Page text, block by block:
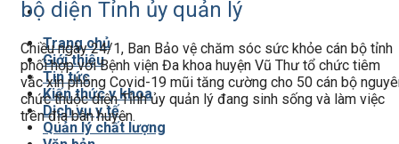
Trang chủ
Giới thiệu
Tin tức
Kiến thức y khoa
Dịch vụ y tế
Quản lý chất lượng
bộ diện Tỉnh ủy quản lý
Chiều ngày 24/1, Ban Bảo vệ chăm sóc sức khỏe cán bộ tỉnh
phối hợp với Bệnh viện Đa khoa huyện Vũ Thư tổ chức tiêm
vắc xin phòng Covid-19 mũi tăng cường cho 50 cán bộ
chức thuộc diện Tỉnh ủy quản lý đang sinh sống và làm việc
trên địa bàn huyện.